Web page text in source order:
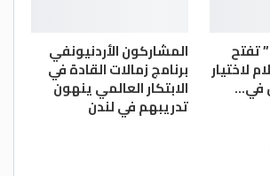
تفتح
لاختيار
في…
المشاركون الأردنيونفي
برنامج زمالات القادة في
الابتكار العالمي ينهون
تدريبهم في لندن